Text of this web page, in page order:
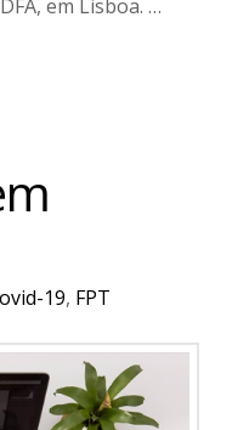
em Lisboa. …
19, FPT